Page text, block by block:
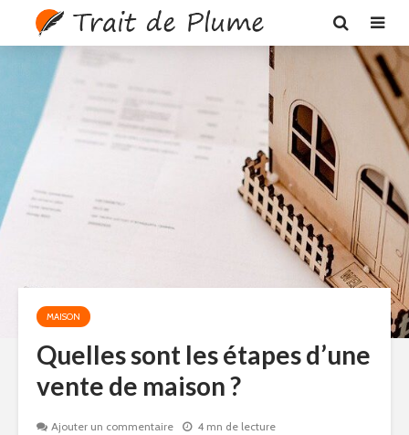
MAISON
Quelles sont les étapes d’une
vente de maison ?
Ajouter un commentaire 4 mn de lecture